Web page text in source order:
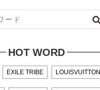
HOT WORD
EXILE TRIBE LOUISVUITTON